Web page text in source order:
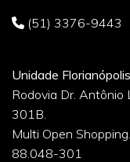
(51) 3376-9443
Unidade Florianópolis
Rodovia Dr. Antônio
301B.
Multi Open
88.048-301